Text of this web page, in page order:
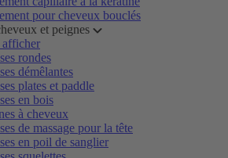
pour cheveux bouclés
et peignes
rondes
démêlantes
plates et paddle
en bois
à cheveux
de massage pour la tête
en poil de sanglier